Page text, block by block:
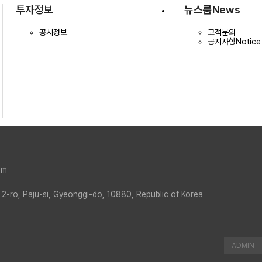
투자정보
공시정보
뉴스룸News
고객문의
공지사항Notice
2-ro, Paju-si, Gyeonggi-do, 10880, Republic of Korea
ADMIN